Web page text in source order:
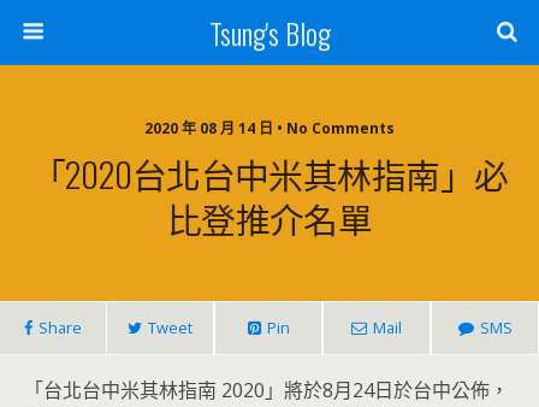
Tsung's Blog
2020 年 08 月 14 日 • No Comments
「2020台北台中米其林指南」必
比登推介名單
Share Tweet Pin Mail SMS
「台北台中米其林指南 2020」將於8月24日於台中公佈，